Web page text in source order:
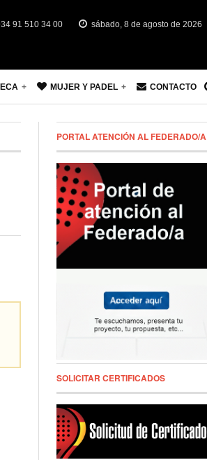
91 510 34 00 sábado, 8 de agosto de 2026
MUJER Y PADEL CONTACTO
PORTAL ATENCIÓN AL FEDERADO/A
SOLICITAR CERTIFICADOS